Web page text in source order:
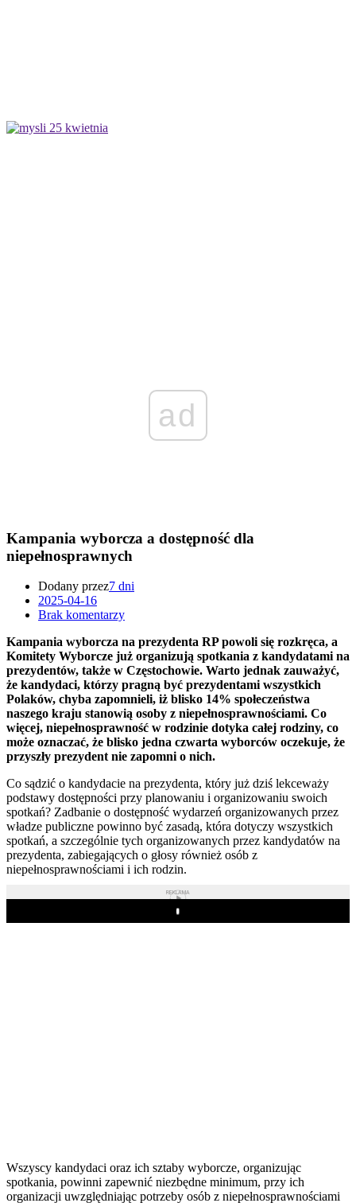
ad
Kampania wyborcza a dostępność dla
niepełnosprawnych
Dodany przez7 dni
2025-04-16
Brak komentarzy
Kampania wyborcza na prezydenta RP powoli się rozkręca, a
Komitety Wyborcze już organizują spotkania z kandydatami na
prezydentów, także w Częstochowie. Warto jednak zauważyć,
że kandydaci, którzy pragną być prezydentami wszystkich
Polaków, chyba zapomnieli, iż blisko 14% społeczeństwa
naszego kraju stanowią osoby z niepełnosprawnościami. Co
więcej, niepełnosprawność w rodzinie dotyka całej rodziny, co
może oznaczać, że blisko jedna czwarta wyborców oczekuje, że
przyszły prezydent nie zapomni o nich.
Co sądzić o kandydacie na prezydenta, który już dziś lekceważy
podstawy dostępności przy planowaniu i organizowaniu swoich
spotkań? Zadbanie o dostępność wydarzeń organizowanych przez
władze publiczne powinno być zasadą, która dotyczy wszystkich
spotkań, a szczególnie tych organizowanych przez kandydatów na
prezydenta, zabiegających o głosy również osób z
niepełnosprawnościami i ich rodzin.
REKLAMA
Play
Wszyscy kandydaci oraz ich sztaby wyborcze, organizując
spotkania, powinni zapewnić niezbędne minimum, przy ich
organizacji uwzględniając potrzeby osób z niepełnosprawnościami